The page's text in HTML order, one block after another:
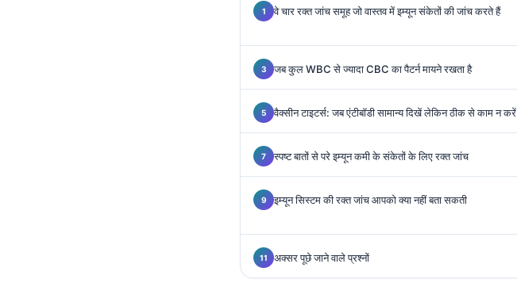
वे चार रक्त जांच समूह जो वास्तव में इम्यून संकेतों की जांच करते हैं
जब कुल WBC से ज्यादा CBC का पैटर्न मायने रखता है
वैक्सीन टाइटर्स: जब एंटीबॉडी सामान्य दिखें लेकिन ठीक से काम न करें
स्पष्ट बातों से परे इम्यून कमी के संकेतों के लिए रक्त जांच
इम्यून सिस्टम की रक्त जांच आपको क्या नहीं बता सकती
अक्सर पूछे जाने वाले प्रश्नों